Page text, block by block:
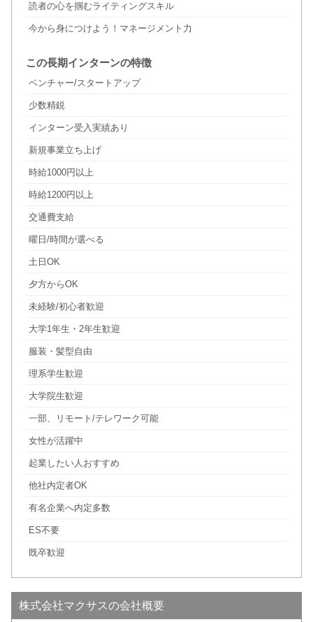
読者の心を掴むライティングスキル
今から身につけよう！マネージメント力
この長期インターンの特徴
ベンチャー/スタートアップ
少数精鋭
インターン受入実績あり
新規事業立ち上げ
時給1000円以上
時給1200円以上
交通費支給
曜日/時間が選べる
土日OK
夕方からOK
未経験/初心者歓迎
大学1年生・2年生歓迎
服装・髪型自由
理系学生歓迎
大学院生歓迎
一部、リモート/テレワーク可能
女性が活躍中
起業したい人おすすめ
他社内定者OK
有名企業へ内定多数
ES不要
既卒歓迎
株式会社マクサスの会社概要